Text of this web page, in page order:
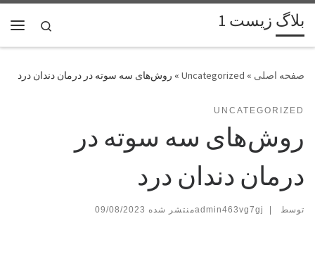
پرش به محتوا بلاگ زیست 1
Search
»
Uncategorized
» روش‌های سه سوته در درمان دندان درد
UNCATEGORIZED
روش‌های سه سوته در
درمان دندان درد
توسط admin463vg7gj |
09/08/2023